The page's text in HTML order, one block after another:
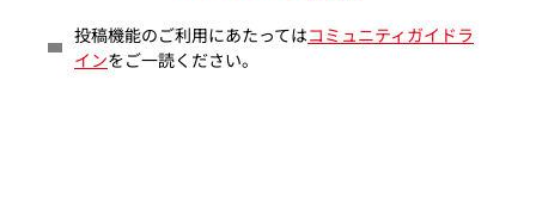
投稿機能のご利用にあたってはコミュニティガイドラ
インをご一読ください。